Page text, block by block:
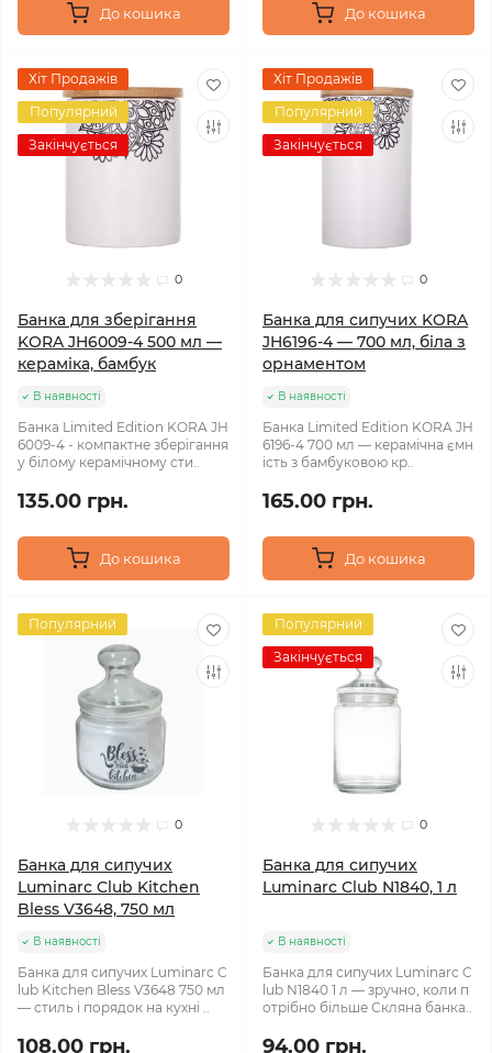
До кошика До кошика
Хіт Продажів
Популярний
Закінчується
0
Банка для зберігання
KORA JH6009-4 500 мл —
кераміка, бамбук
В наявності
Банка Limited Edition KORA JH
6009-4 - компактне зберігання
у білому керамічному сти..
135.00 грн.
До кошика
Хіт Продажів
Популярний
Закінчується
0
Банка для сипучих KORA
JH6196-4 — 700 мл, біла з
орнаментом
В наявності
Банка Limited Edition KORA JH
6196-4 700 мл — керамічна ємн
ість з бамбуковою кр..
165.00 грн.
До кошика
Популярний
0
Банка для сипучих
Luminarc Club Kitchen
Bless V3648, 750 мл
В наявності
Банка для сипучих Luminarc C
lub Kitchen Bless V3648 750 мл
— стиль і порядок на кухні ..
108.00 грн.
Популярний
Закінчується
0
Банка для сипучих
Luminarc Club N1840, 1 л
В наявності
Банка для сипучих Luminarc C
lub N1840 1 л — зручно, коли п
отрібно більше Скляна банка..
94.00 грн.